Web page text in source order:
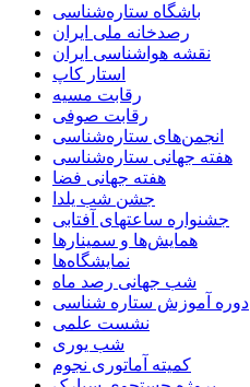
باشگاه ستاره‌شناسی
رصدخانه ملی ایران
نقشه هواشناسی ایران
استار کاپ
رقابت مسیه
رقابت صوفی
انجمن‌های ستاره‌شناسی
هفته جهانی ستاره‌شناسی
هفته جهانی فضا
جشن شب یلدا
جشنواره ساعتهای آفتابی
همایش‌ها و سمینارها
نمایشگاه‌ها
شب جهانی رصد ماه
دوره آموزش ستاره شناسی
نشست علمی
شب یوری
کمیته آماتوری نجوم